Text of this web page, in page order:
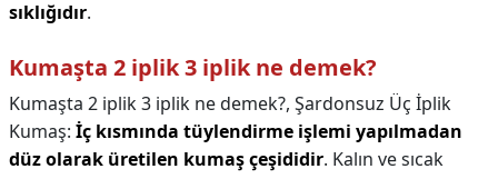
sıklığıdır.
Kumaşta 2 iplik 3 iplik ne demek?
Kumaşta 2 iplik 3 iplik ne demek?, Şardonsuz Üç İplik
Kumaş: İç kısmında tüylendirme işlemi yapılmadan
düz olarak üretilen kumaş çeşididir. Kalın ve sıcak